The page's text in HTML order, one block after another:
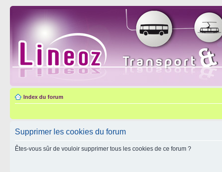
Index du forum
Supprimer les cookies du forum
Êtes-vous sûr de vouloir supprimer tous les cookies de ce forum ?